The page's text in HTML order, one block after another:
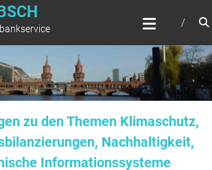
zu den Themen Klimaschutz,
Nachhaltigkeit,
Informationssysteme